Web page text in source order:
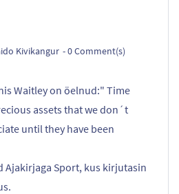
Kivikangur -0Comment(s)
Waitley on öelnud:" Time
assets that we don´t
until they have been
Sport, kus kirjutasin